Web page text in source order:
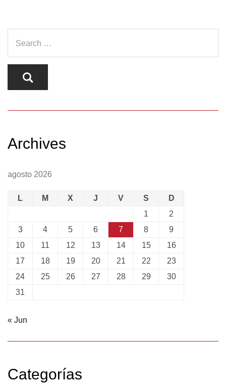
Archives
agosto 2026
L M X J V S
D
1
2
3
4 5 6 7 8
9
10
11 12 13 14 15
16
17
18 19 20 21 22
23
24
25 26 27 28 29
30
31
« Jun
Categorías